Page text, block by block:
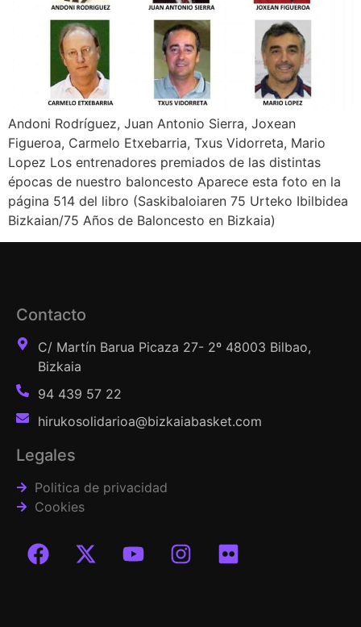
Andoni Rodríguez, Juan Antonio Sierra, Joxean
Figueroa, Carmelo Etxebarria, Txus Vidorreta, Mario
Lopez Los entrenadores premiados de las distintas
épocas de nuestro baloncesto Aparece esta foto en la
página 514 del libro (Saskibaloiaren 75 Urteko Ibilbidea
Bizkaian/75 Años de Baloncesto en Bizkaia)
Contacto
C/ Martín Barua Picaza 27- 2º 48003 Bilbao,
Bizkaia
94 439 57 22
hirukosolidarioa@bizkaiabasket.com
Legales
Politica de privacidad
Cookies